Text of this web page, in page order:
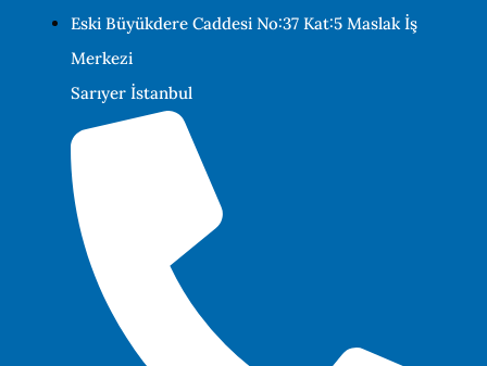
Eski Büyükdere Caddesi No:37 Kat:5 Maslak İş
Merkezi
Sarıyer İstanbul